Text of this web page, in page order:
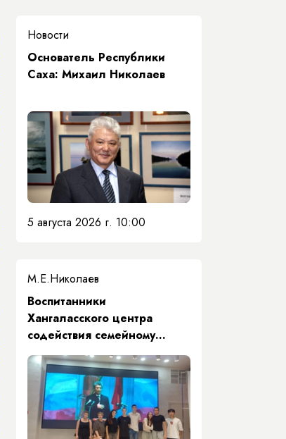
Новости
Основатель Республики
Саха: Михаил Николаев
5 августа 2026 г. 10:00
М.Е.Николаев
​Воспитанники
Хангаласского центра
содействия семейному
воспитанию почтили память
Первого Президента Якутии